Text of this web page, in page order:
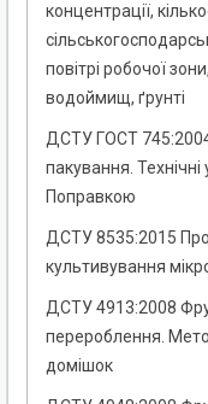
концентрації,
повітрі робочої
водоймищ, ґрунті
ДСТУ ГОСТ
пакування.
Поправкою
ДСТУ 8535:2015
культивування
ДСТУ 4913:2008
перероблення.
домішок